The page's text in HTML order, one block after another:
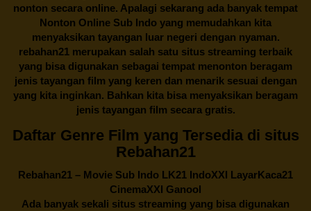
nonton secara online. Apalagi sekarang ada banyak tempat
Nonton Online Sub Indo yang memudahkan kita
menyaksikan tayangan luar negeri dengan nyaman.
rebahan21 merupakan salah satu situs streaming terbaik
yang bisa digunakan sebagai tempat menonton beragam
jenis tayangan film yang keren dan menarik sesuai dengan
yang kita inginkan. Bahkan kita bisa menyaksikan beragam
jenis tayangan film secara gratis.
Daftar Genre Film yang Tersedia di situs
Rebahan21
Rebahan21 – Movie Sub Indo LK21 IndoXXI LayarKaca21
CinemaXXI Ganool
Ada banyak sekali situs streaming yang bisa digunakan